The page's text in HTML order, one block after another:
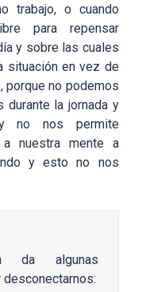
trabajo, o cuando
para repensar
y sobre las cuales
situación en vez de
porque no podemos
durante la jornada y
no nos permite
nuestra mente a
y esto no nos
da algunas